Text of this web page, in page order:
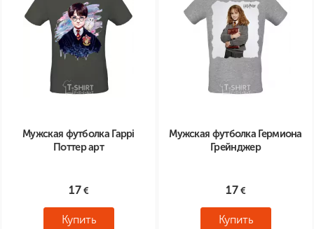
Мужская футболка Гаррі
Поттер арт
17
Купить
Мужская футболка Гермиона
Грейнджер
17
Купить